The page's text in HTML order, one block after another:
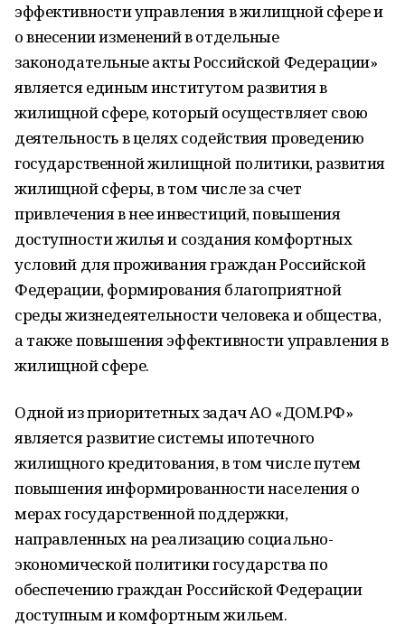
эффективности управления в жилищной сфере и
о внесении изменений в отдельные
законодательные акты Российской Федерации»
является единым институтом развития в
жилищной сфере, который осуществляет свою
деятельность в целях содействия проведению
государственной жилищной политики, развития
жилищной сферы, в том числе за счет
привлечения в нее инвестиций, повышения
доступности жилья и создания комфортных
условий для проживания граждан Российской
Федерации, формирования благоприятной
среды жизнедеятельности человека и общества,
а также повышения эффективности управления в
жилищной сфере.
Одной из приоритетных задач АО «ДОМ.РФ»
является развитие системы ипотечного
жилищного кредитования, в том числе путем
повышения информированности населения о
мерах государственной поддержки,
направленных на реализацию социально-
экономической политики государства по
обеспечению граждан Российской Федерации
доступным и комфортным жильем.